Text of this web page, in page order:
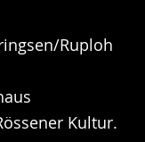
Ruploh
Kultur.